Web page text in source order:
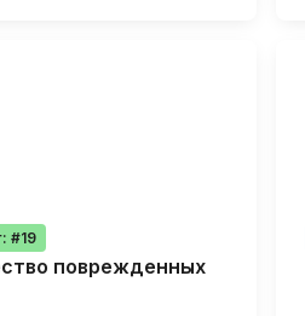
: #19
поврежденных